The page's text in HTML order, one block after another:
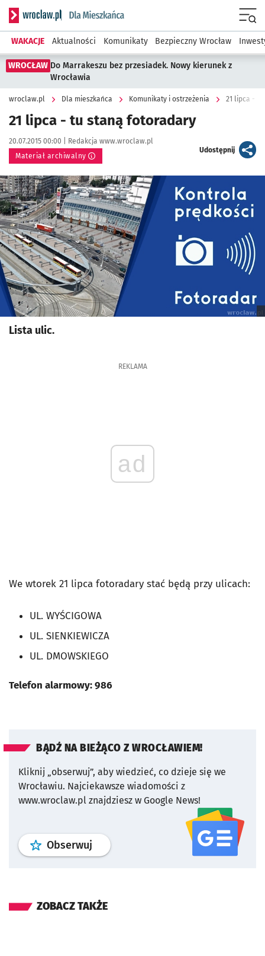
Serwis informacyjny wroclaw.pl podserwis: Dla mieszkańca
WAKACJE Aktualności Komunikaty Bezpieczny Wrocław
WROCŁAW Do Marrakeszu bez przesiadek. Nowy kierunek z
Wrocławia
wroclaw.pl Dla mieszkańca Komunikaty i ostrzeżenia 21 lipca -
21 lipca - tu staną fotoradary
Data publikacji:
20.07.2015 00:00 | Autor:
Redakcja www.wroclaw.pl
Materiał archiwalny
Udostępnijartykuł
Kliknij, aby powiększyć
Lista ulic.
REKLAMA
ad
We wtorek 21 lipca fotoradary stać będą przy ulicach:
UL. WYŚCIGOWA
UL. SIENKIEWICZA
UL. DMOWSKIEGO
Telefon alarmowy: 986
BĄDŹ NA BIEŻĄCO Z WROCŁAWIEM!
Kliknij „obserwuj”, aby wiedzieć, co dzieje się we
Wrocławiu. Najciekawsze wiadomości z
www.wroclaw.pl znajdziesz w Google News!
Obserwuj profil serwisu
ZOBACZ TAKŻE